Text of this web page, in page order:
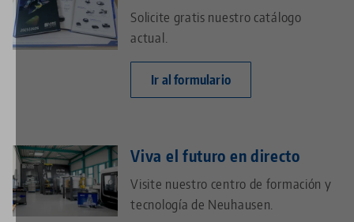
Solicite gratis nuestro catálogo
actual.
Ir al formulario
Viva el futuro en directo
Visite nuestro centro de formación y
tecnología de Neuhausen.